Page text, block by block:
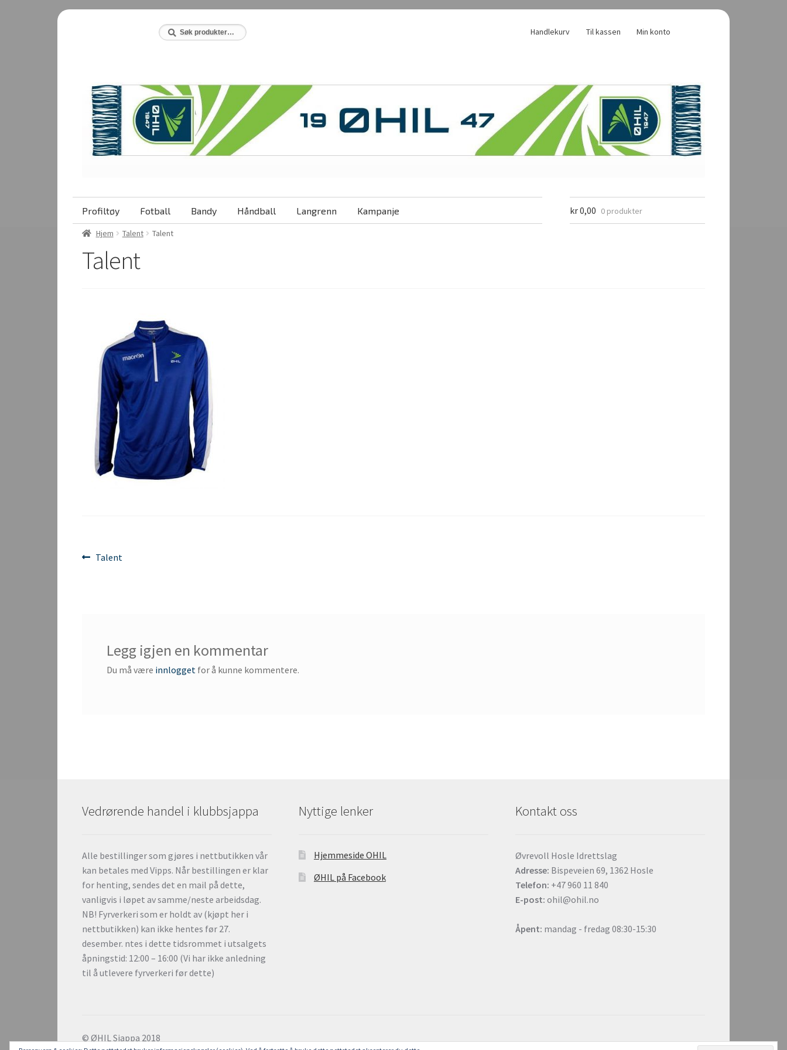
Søk
etter:
Søk Handlekurv Til kassen Min konto
Profiltøy Fotball Bandy Håndball Langrenn Kampanje kr0,00 0 produkter
Hjem Talent Talent
Talent
Innleggsnavigasjon
Forrige
Talent
Legg igjen en kommentar
Du må være innlogget for å kunne kommentere.
Vedrørende handel i klubbsjappa
Alle bestillinger som gjøres i nettbutikken vår
kan betales med Vipps. Når bestillingen er klar
for henting, sendes det en mail på dette,
vanligvis i løpet av samme/neste arbeidsdag.
NB! Fyrverkeri som er holdt av (kjøpt her i
nettbutikken) kan ikke hentes før 27.
desember. ntes i dette tidsrommet i utsalgets
åpningstid: 12:00 – 16:00 (Vi har ikke anledning
til å utlevere fyrverkeri før dette)
Nyttige lenker
Hjemmeside OHIL
ØHIL på Facebook
Kontakt oss
Øvrevoll Hosle Idrettslag
Adresse: Bispeveien 69, 1362 Hosle
Telefon: +47 960 11 840
E-post: ohil@ohil.no
Åpent: mandag - fredag 08:30-15:30
© ØHIL Sjappa 2018